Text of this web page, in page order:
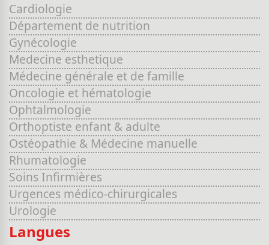
Cardiologie
Département de nutrition
Gynécologie
Medecine esthetique
Médecine générale et de famille
Oncologie et hématologie
Ophtalmologie
Orthoptiste enfant & adulte
Ostéopathie & Médecine manuelle
Rhumatologie
Soins Infirmières
Urgences médico-chirurgicales
Urologie
Langues